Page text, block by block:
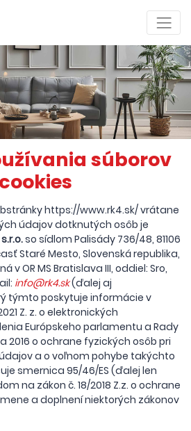
súborov
cookies
https://www.rk4.sk/vrátane
údajov dotknutých osôb je
so sídlom Palisády 736/48, 81106
Staré Mesto, Slovenská republika,
v OR MS Bratislava III, oddiel: Sro,
info@rk4.sk(ďalej aj
týmto poskytuje informácie v
Z. z. o elektronických
Európskeho parlamentu a Rady
2016 o ochrane fyzických osôb pri
a o voľnom pohybe takýchto
smernica 95/46/ES (ďalej len
na zákon č. 18/2018 Z.z. o ochrane
a doplnení niektorých zákonov